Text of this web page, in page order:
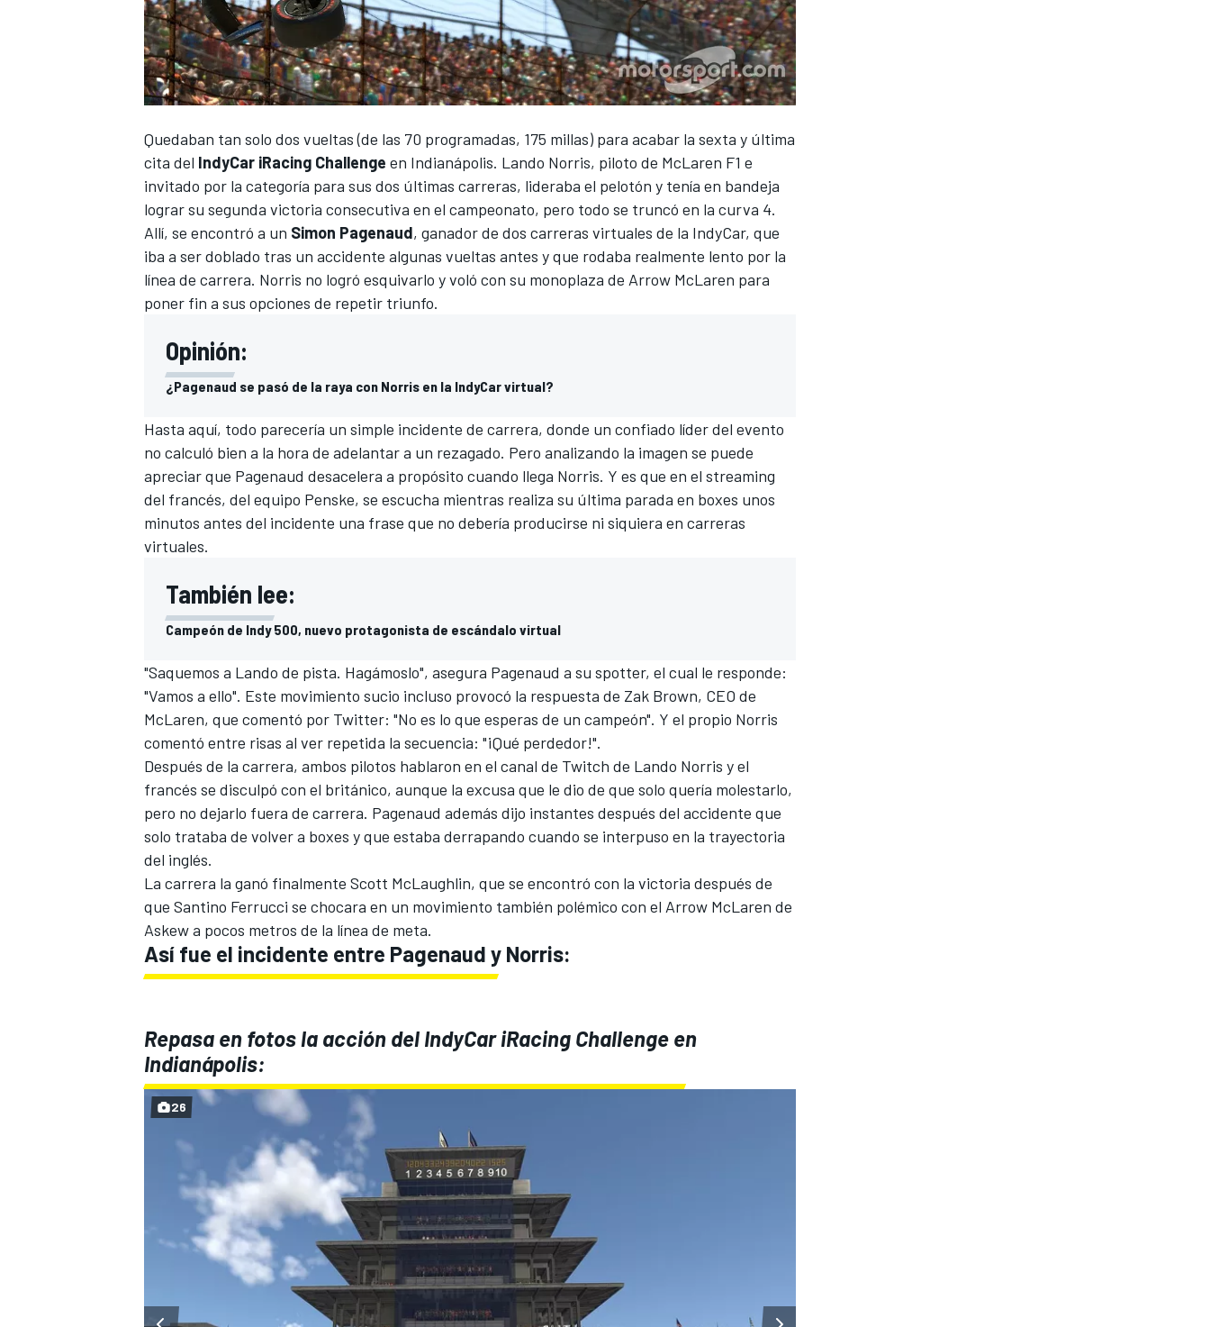
NASCAR CUP
FÓRMULA E
Quedaban tan solo dos vueltas (de las 70 programadas, 175 millas) para acabar la sexta y última
cita del IndyCar iRacing Challenge en Indianápolis. Lando Norris, piloto de McLaren F1 e
invitado por la categoría para sus dos últimas carreras, lideraba el pelotón y tenía en bandeja
lograr su segunda victoria consecutiva en el campeonato, pero todo se truncó en la curva 4.
Allí, se encontró a un Simon Pagenaud, ganador de dos carreras virtuales de la IndyCar, que
iba a ser doblado tras un accidente algunas vueltas antes y que rodaba realmente lento por la
línea de carrera. Norris no logró esquivarlo y voló con su monoplaza de Arrow McLaren para
poner fin a sus opciones de repetir triunfo.
Opinión:
¿Pagenaud se pasó de la raya con Norris en la IndyCar virtual?
Hasta aquí, todo parecería un simple incidente de carrera, donde un confiado líder del evento
no calculó bien a la hora de adelantar a un rezagado. Pero analizando la imagen se puede
apreciar que Pagenaud desacelera a propósito cuando llega Norris. Y es que en el streaming
del francés, del equipo Penske, se escucha mientras realiza su última parada en boxes unos
minutos antes del incidente una frase que no debería producirse ni siquiera en carreras
virtuales.
También lee:
Campeón de Indy 500, nuevo protagonista de escándalo virtual
"Saquemos a Lando de pista. Hagámoslo", asegura Pagenaud a su spotter, el cual le responde:
"Vamos a ello". Este movimiento sucio incluso provocó la respuesta de Zak Brown, CEO de
McLaren, que comentó por Twitter: "No es lo que esperas de un campeón". Y el propio Norris
comentó entre risas al ver repetida la secuencia: "¡Qué perdedor!".
Después de la carrera, ambos pilotos hablaron en el canal de Twitch de Lando Norris y el
francés se disculpó con el británico, aunque la excusa que le dio de que solo quería molestarlo,
pero no dejarlo fuera de carrera. Pagenaud además dijo instantes después del accidente que
solo trataba de volver a boxes y que estaba derrapando cuando se interpuso en la trayectoria
del inglés.
La carrera la ganó finalmente Scott McLaughlin, que se encontró con la victoria después de
que Santino Ferrucci se chocara en un movimiento también polémico con el Arrow McLaren de
Askew a pocos metros de la línea de meta.
Así fue el incidente entre Pagenaud y Norris:
Repasa en fotos la acción del IndyCar iRacing Challenge en
Indianápolis:
26